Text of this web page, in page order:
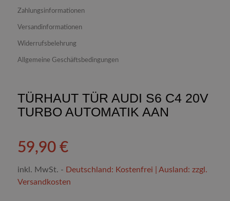
Zahlungsinformationen
Versandinformationen
Widerrufsbelehrung
Allgemeine Geschäftsbedingungen
TÜRHAUT TÜR AUDI S6 C4 20V
TURBO AUTOMATIK AAN
59,90 €
inkl. MwSt. - Deutschland: Kostenfrei | Ausland: zzgl.
Versandkosten